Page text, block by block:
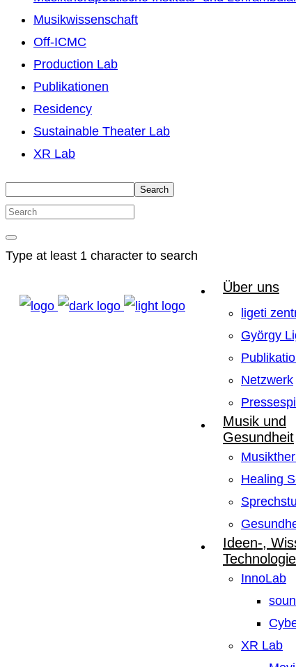
Musikwissenschaft
Off-ICMC
Production Lab
Publikationen
Residency
Sustainable Theater Lab
XR Lab
Search
Type at least 1 character to search
Über uns
ligeti
György
Netzwerk
Musik und
Gesundheit
Healing
Ideen-,
InnoLab
XR Lab